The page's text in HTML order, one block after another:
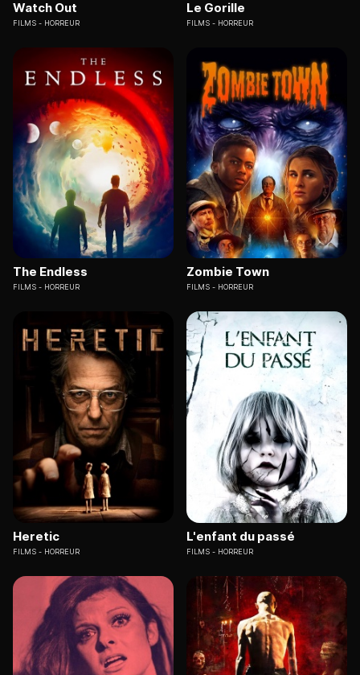
Watch Out
FILMS HORREUR
Le Gorille
FILMS HORREUR
The Endless
FILMS HORREUR
Zombie Town
FILMS HORREUR
Heretic
FILMS HORREUR
L'enfant du passé
FILMS HORREUR